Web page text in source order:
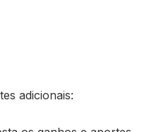
adicionais: